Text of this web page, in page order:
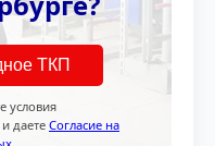
ТКП
условия
и даете Согласие на